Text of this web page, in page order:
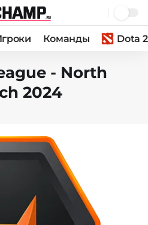
Команды Dota 2
- North
2024